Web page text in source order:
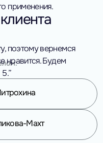
применения.
поэтому вернемся
нравится. Будем
Махт